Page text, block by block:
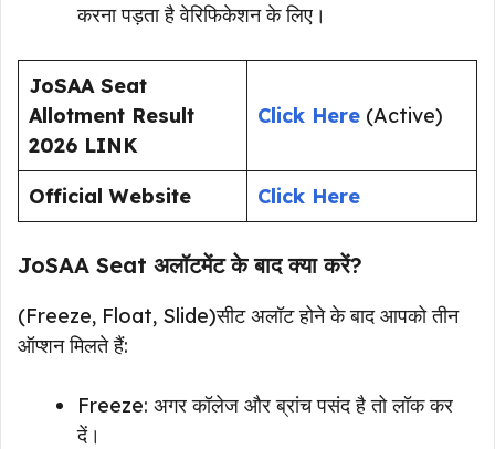
करना पड़ता है वेरिफिकेशन के लिए।
JoSAA Seat
Allotment Result
2026 LINK
Click Here (Active)
Official Website Click Here
JoSAA Seat अलॉटमेंट के बाद क्या करें?
(Freeze, Float, Slide)सीट अलॉट होने के बाद आपको तीन
ऑप्शन मिलते हैं:
Freeze: अगर कॉलेज और ब्रांच पसंद है तो लॉक कर
दें।